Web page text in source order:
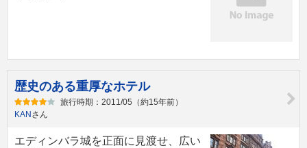
歴史のある重厚なホテル
旅行時期：2011/05（約15年前）
KAN さん
エディンバラ城を正面に見渡せ、広い